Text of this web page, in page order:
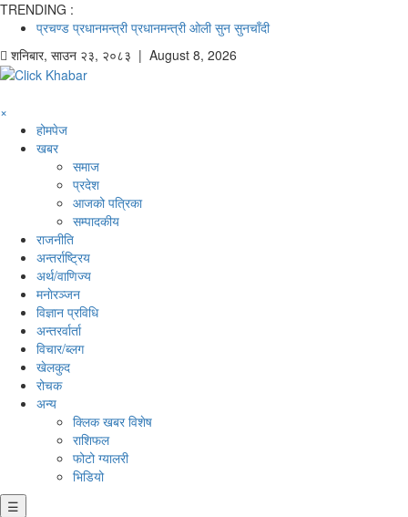
TRENDING :
प्रचण्ड प्रधानमन्त्री प्रधानमन्त्री ओली सुन सुनचाँदी
शनिबार, साउन २३, २०८३ | August 8, 2026
×
होमपेज
खबर
समाज
प्रदेश
आजको पत्रिका
सम्पादकीय
राजनीति
अन्तर्राष्ट्रिय
अर्थ/वाणिज्य
मनाेरञ्जन
विज्ञान प्रविधि
अन्तरर्वार्ता
विचार/ब्लग
खेलकुद
रोचक
अन्य
क्लिक खबर विशेष
राशिफल
फोटो ग्यालरी
भिडियो
☰